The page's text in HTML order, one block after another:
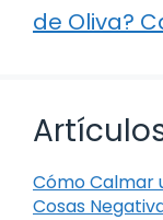
de Oliva?
Cómo Calmar
Cosas